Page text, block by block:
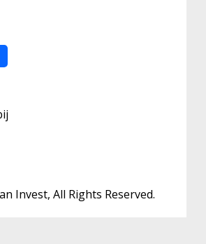
Invest, All Rights Reserved.